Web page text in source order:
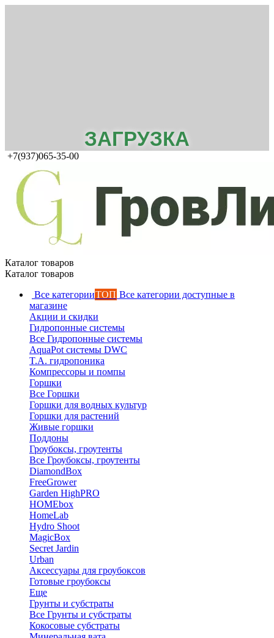
ЗАГРУЗКА
+7(937)065-35-00
Каталог товаров
Каталог товаров
Все категорииТОП Все категории доступные в
магазине
Акции и скидки
Гидропонные системы
Все Гидропонные системы
AquaPot системы DWC
T.A. гидропоника
Компрессоры и помпы
Горшки
Все Горшки
Горшки для водных культур
Горшки для растений
Живые горшки
Поддоны
Гроубоксы, гроутенты
Все Гроубоксы, гроутенты
DiamondBox
FreeGrower
Garden HighPRO
HOMEbox
HomeLab
Hydro Shoot
MagicBox
Secret Jardin
Urban
Аксессуары для гроубоксов
Готовые гроубоксы
Еще
Грунты и субстраты
Все Грунты и субстраты
Кокосовые субстраты